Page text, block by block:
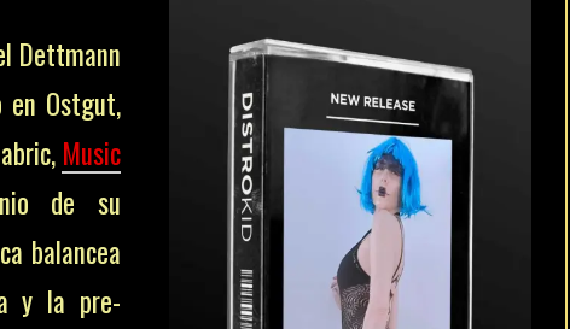
Dettmann
en Ostgut,
Music
de su
balancea
y la pre-